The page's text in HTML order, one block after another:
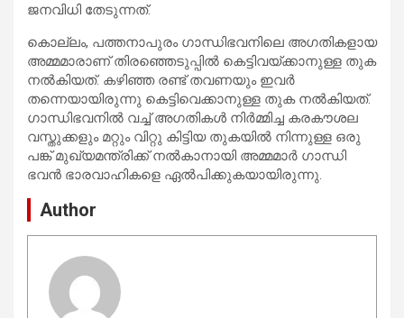
ജനവിധി തേടുന്നത്.
കൊല്ലം, പത്തനാപുരം ഗാന്ധിഭവനിലെ അഗതികളായ
അമ്മമാരാണ് തിരഞ്ഞെടുപ്പിൽ കെട്ടിവയ്ക്കാനുള്ള തുക
നൽകിയത്. കഴിഞ്ഞ രണ്ട് തവണയും ഇവർ
തന്നെയായിരുന്നു കെട്ടിവെക്കാനുള്ള തുക നൽകിയത്.
ഗാന്ധിഭവനിൽ വച്ച് അഗതികൾ നിർമ്മിച്ച കരകൗശല
വസ്തുക്കളും മറ്റും വിറ്റു കിട്ടിയ തുകയിൽ നിന്നുള്ള ഒരു
പങ്ക് മുഖ്യമന്ത്രിക്ക് നൽകാനായി അമ്മമാർ ഗാന്ധി
ഭവൻ ഭാരവാഹികളെ ഏൽപിക്കുകയായിരുന്നു.
Author